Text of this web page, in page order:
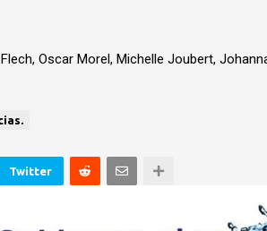
Oscar Morel, Michelle Joubert,
Twitter